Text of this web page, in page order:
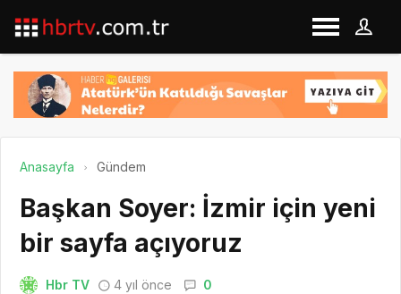
Anasayfa Gündem
Başkan Soyer: İzmir için yeni
bir sayfa açıyoruz
Hbr TV 4 yıl önce
0